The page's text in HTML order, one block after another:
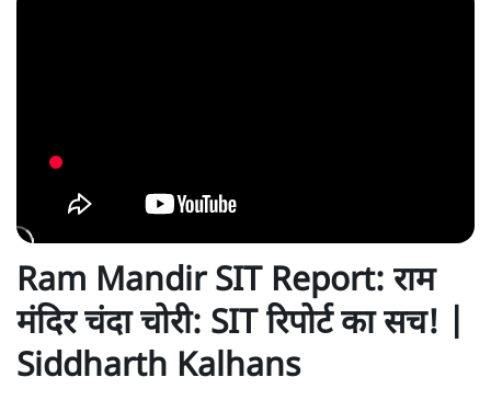
Ram Mandir SIT Report: राम
मंदिर चंदा चोरी: SIT रिपोर्ट का सच! |
Siddharth Kalhans